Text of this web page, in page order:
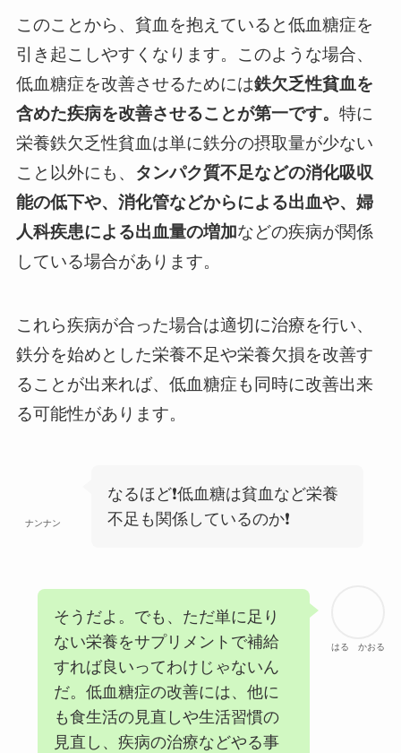
このことから、貧血を抱えていると低血糖症を
引き起こしやすくなります。このような場合、
低血糖症を改善させるためには鉄欠乏性貧血を
含めた疾病を改善させることが第一です。 特に
栄養鉄欠乏性貧血は単に鉄分の摂取量が少ない
こと以外にも、 タンパク質不足などの消化吸収
能の低下や、消化管などからによる出血や、婦
人科疾患による出血量の増加などの疾病が関係
している場合があります。
これら疾病が合った場合は適切に治療を行い、
鉄分を始めとした栄養不足や栄養欠損を改善す
ることが出来れば、低血糖症も同時に改善出来
る可能性があります。
ナンナン
なるほど❗低血糖は貧血など栄養
不足も関係しているのか❗
はる かおる
そうだよ。でも、ただ単に足り
ない栄養をサプリメントで補給
すれば良いってわけじゃないん
だ。低血糖症の改善には、他に
も食生活の見直しや生活習慣の
見直し、疾病の治療などやる事